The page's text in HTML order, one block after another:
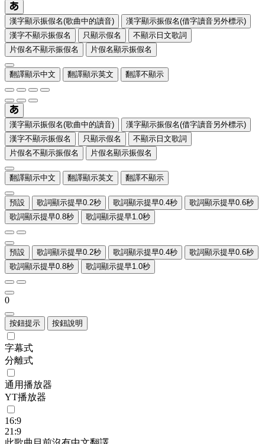
漢字顯示振假名(歌曲中的讀音)
漢字顯示振假名(借字讀音另外標示)
漢字不顯示振假名
只顯示假名
不顯示日文歌詞
片假名不顯示振假名
片假名顯示振假名
翻譯顯示中文 翻譯顯示英文 翻譯不顯示
漢字顯示振假名(歌曲中的讀音)
漢字顯示振假名(借字讀音另外標示)
漢字不顯示振假名
只顯示假名
不顯示日文歌詞
片假名不顯示振假名
片假名顯示振假名
翻譯顯示中文 翻譯顯示英文 翻譯不顯示
預設 歌詞顯示提早0.2秒 歌詞顯示提早0.4秒
歌詞顯示提早0.6秒
歌詞顯示提早0.8秒
歌詞顯示提早1.0秒
預設 歌詞顯示提早0.2秒 歌詞顯示提早0.4秒
歌詞顯示提早0.6秒
歌詞顯示提早0.8秒
歌詞顯示提早1.0秒
0
按鈕提示 按鈕說明
字幕式
分離式
通用播放器
YT播放器
16:9
21:9